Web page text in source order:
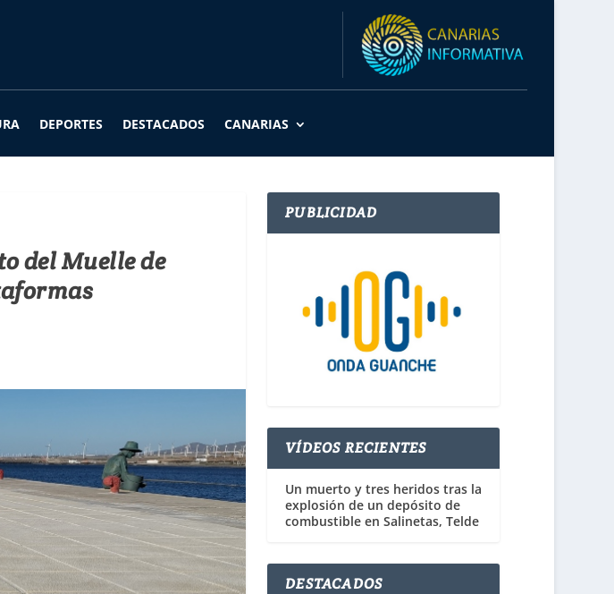
DEPORTES DESTACADOS CANARIAS
del Muelle de
PUBLICIDAD
VÍDEOS RECIENTES
Un muerto y tres heridos tras la
explosión de un depósito de
combustible en Salinetas, Telde
DESTACADOS